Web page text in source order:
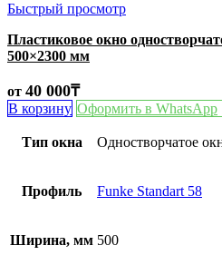
Быстрый просмотр
Пластиковое окно
500×2300 мм
от 40 000₸
В корзину Оформить в WhatsApp
Тип окна Одностворчатое
Профиль Funke Standart 58
Ширина, мм 500